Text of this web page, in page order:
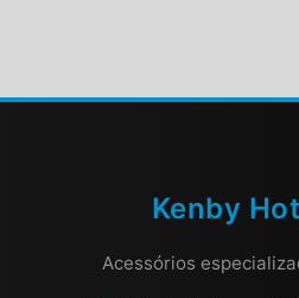
Kenby
Acessórios